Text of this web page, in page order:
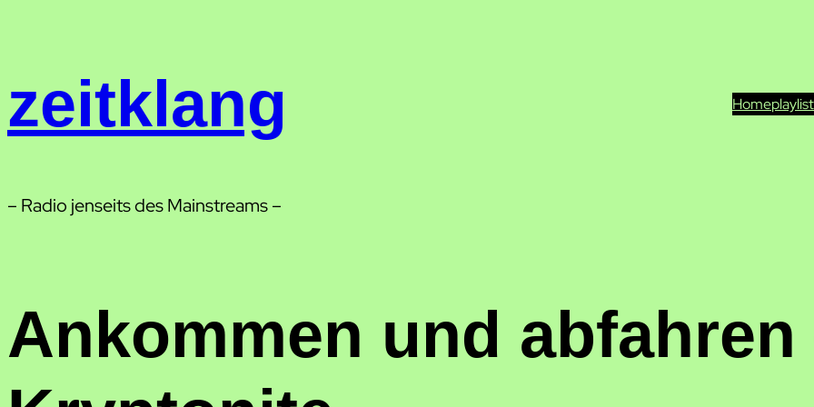
zeitklang Home
– Radio jenseits des Mainstreams –
Ankommen und abfahren